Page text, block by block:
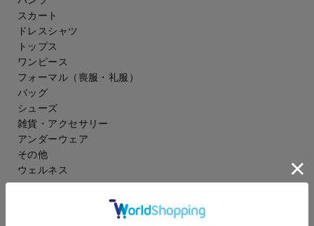
スカート
ドレスシャツ
トップス
ワンピース
フォーマル（喪服・礼服）
バッグ
シューズ
雑貨・アクセサリー
アンダーウェア
その他
ウェルネス